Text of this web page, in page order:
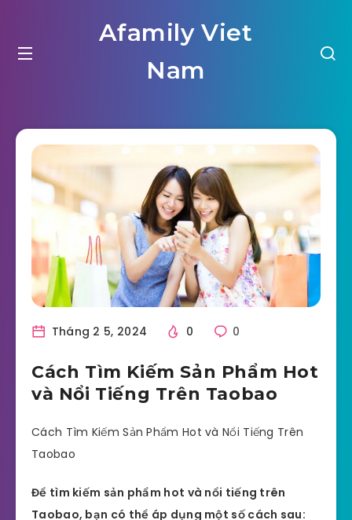
Afamily Viet
Nam
Tháng 2 5, 2024 0 0
Cách Tìm Kiếm Sản Phẩm Hot
và Nổi Tiếng Trên Taobao
Cách Tìm Kiếm Sản Phẩm Hot và Nổi Tiếng Trên
Taobao
Để tìm kiếm sản phẩm hot và nổi tiếng trên
Taobao, bạn có thể áp dụng một số cách sau: